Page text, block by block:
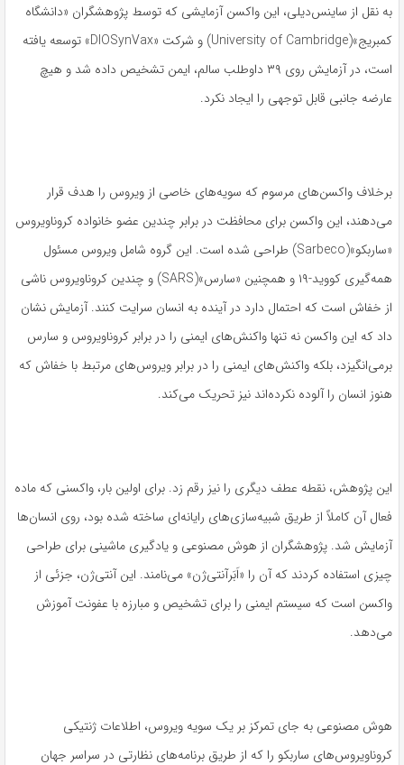
به نقل از ساینس‌دیلی، این واکسن آزمایشی که توسط پژوهشگران «دانشگاه
کمبریج»(University of Cambridge) و شرکت «DIOSynVax» توسعه یافته
است، در آزمایش روی ۳۹ داوطلب سالم، ایمن تشخیص داده شد و هیچ
عارضه جانبی قابل توجهی را ایجاد نکرد.
برخلاف واکسن‌های مرسوم که سویه‌های خاصی از ویروس را هدف قرار
می‌دهند، این واکسن برای محافظت در برابر چندین عضو خانواده کروناویروس
«ساربکو»(Sarbeco) طراحی شده است. این گروه شامل ویروس مسئول
همه‌گیری کووید-۱۹ و همچنین «سارس»(SARS) و چندین کروناویروس ناشی
از خفاش است که احتمال دارد در آینده به انسان سرایت کنند. آزمایش نشان
داد که این واکسن نه تنها واکنش‌های ایمنی را در برابر کروناویروس و سارس
برمی‌انگیزد، بلکه واکنش‌های ایمنی را در برابر ویروس‌های مرتبط با خفاش که
هنوز انسان را آلوده نکرده‌اند نیز تحریک می‌کند.
این پژوهش، نقطه عطف دیگری را نیز رقم زد. برای اولین بار، واکسنی که ماده
فعال آن کاملاً از طریق شبیه‌سازی‌های رایانه‌ای ساخته شده بود، روی انسان‌ها
آزمایش شد. پژوهشگران از هوش مصنوعی و یادگیری ماشینی برای طراحی
چیزی استفاده کردند که آن را «اَبَرآنتی‌ژن» می‌نامند. این آنتی‌ژن، جزئی از
واکسن است که سیستم ایمنی را برای تشخیص و مبارزه با عفونت آموزش
می‌دهد.
هوش مصنوعی به جای تمرکز بر یک سویه ویروس، اطلاعات ژنتیکی
کروناویروس‌های ساربکو را که از طریق برنامه‌های نظارتی در سراسر جهان